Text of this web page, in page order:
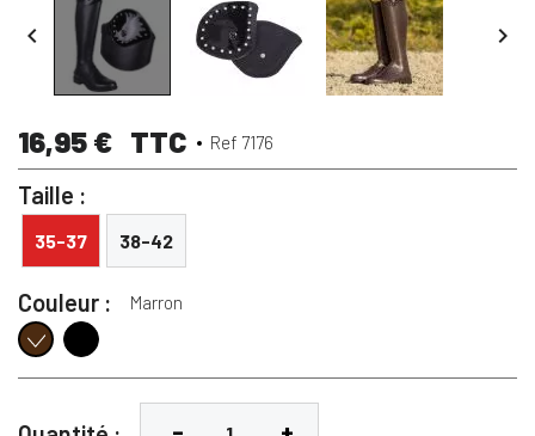
 
16,95 € TTC Ref 7176
Taille :
35-37 38-42
Couleur : Marron
MarronNoir